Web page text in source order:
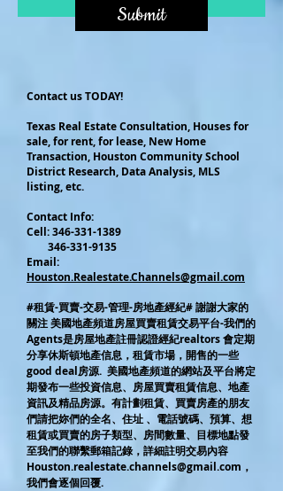
Submit
Contact us TODAY!
Texas Real Estate Consultation, Houses for
sale, for rent, for lease, New Home
Transaction, Houston Community School
District Research, Data Analysis, MLS
listing, etc.
Contact Info:
Cell:346-331-1389
346-331-9135
Email:
Houston.Realestate.Channels@gmail.com
#租賃-買賣-交易-管理-房地產經紀# 謝謝大家的
關注 美國地產頻道房屋買賣租賃交易平台-我們的
Agents是房屋地產註冊認證經紀realtors 會定期
分享休斯頓地產信息，租賃市場，開售的一些
good deal房源. 美國地產頻道的網站及平台將定
期發布一些投資信息、房屋買賣租賃信息、地產
資訊及精品房源。有計劃租賃、買賣房產的朋友
們請把妳們的全名、住址 、電話號碼、預算、想
租賃或買賣的房子類型、房間數量、目標地點發
至我們的聯繫郵箱記錄，詳細註明交易內容
Houston.realestate.channels@gmail.com ，
我們會逐個回覆.